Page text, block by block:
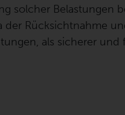
solcher Belastungen
Rücksichtnahme
als sicherer